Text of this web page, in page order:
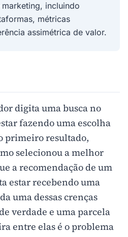
incluindo
métricas
assimétrica de valor.
digita uma busca no
fazendo uma escolha
primeiro resultado,
selecionou a melhor
a recomendação de um
estar recebendo uma
uma dessas crenças
verdade e uma parcela
entre elas é o problema